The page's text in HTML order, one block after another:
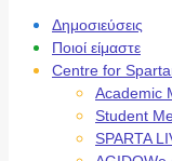
MenuΔημοσιεύσεις
Ποιοί είμαστε
Centre for
Academic
Student
SPARTA